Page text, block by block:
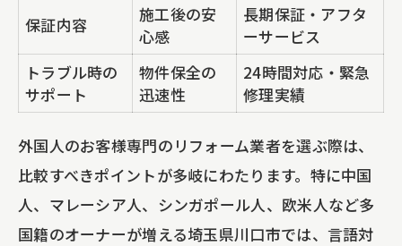
保証内容
施工後の安
心感
長期保証・アフタ
ーサービス
トラブル時の
サポート
物件保全の
迅速性
24時間対応・緊急
修理実績
外国人のお客様専門のリフォーム業者を選ぶ際は、
比較すべきポイントが多岐にわたります。特に中国
人、マレーシア人、シンガポール人、欧米人など多
国籍のオーナーが増える埼玉県川口市では、言語対